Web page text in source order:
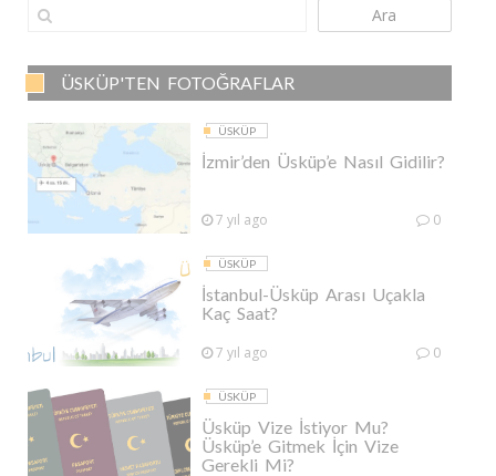
Ara
ÜSKÜP'TEN FOTOĞRAFLAR
ÜSKÜP
İzmir’den Üsküp’e Nasıl Gidilir?
7 yıl ago 0
ÜSKÜP
İstanbul-Üsküp Arası Uçakla
Kaç Saat?
7 yıl ago 0
ÜSKÜP
Üsküp Vize İstiyor Mu?
Üsküp’e Gitmek İçin Vize
Gerekli Mi?